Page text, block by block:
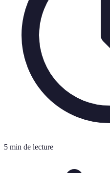
5 min de lecture